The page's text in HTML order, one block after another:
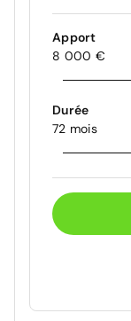
Apport
8 000 €
Durée
72 mois